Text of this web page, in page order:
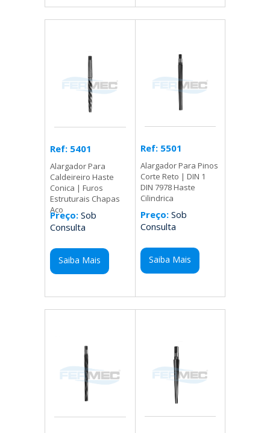
Ref: 5401
Alargador Para
Caldeireiro Haste
Conica | Furos
Estruturais Chapas
Aco
Preço: Sob
Consulta
Saiba Mais
Ref: 5501
Alargador Para Pinos
Corte Reto | DIN 1
DIN 7978 Haste
Cilindrica
Preço:Sob
Consulta
Saiba Mais